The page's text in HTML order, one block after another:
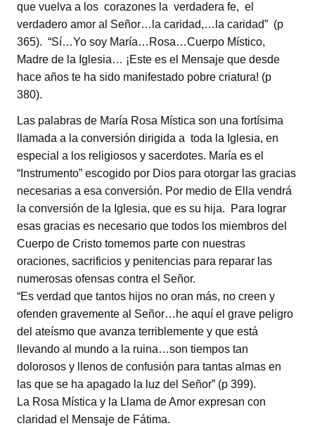
que vuelva a los corazones la verdadera fe, el
verdadero amor al Señor…la caridad,…la caridad” (p
365). “Sí…Yo soy María…Rosa…Cuerpo Místico,
Madre de la Iglesia… ¡Este es el Mensaje que desde
hace años te ha sido manifestado pobre criatura! (p
380).
Las palabras de María Rosa Mística son una fortísima
llamada a la conversión dirigida a toda la Iglesia, en
especial a los religiosos y sacerdotes. María es el
“Instrumento” escogido por Dios para otorgar las gracias
necesarias a esa conversión. Por medio de Ella vendrá
la conversión de la Iglesia, que es su hija. Para lograr
esas gracias es necesario que todos los miembros del
Cuerpo de Cristo tomemos parte con nuestras
oraciones, sacrificios y penitencias para reparar las
numerosas ofensas contra el Señor.
“Es verdad que tantos hijos no oran más, no creen y
ofenden gravemente al Señor…he aquí el grave peligro
del ateísmo que avanza terriblemente y que está
llevando al mundo a la ruina…son tiempos tan
dolorosos y llenos de confusión para tantas almas en
las que se ha apagado la luz del Señor” (p 399).
La Rosa Mística y la Llama de Amor expresan con
claridad el Mensaje de Fátima.